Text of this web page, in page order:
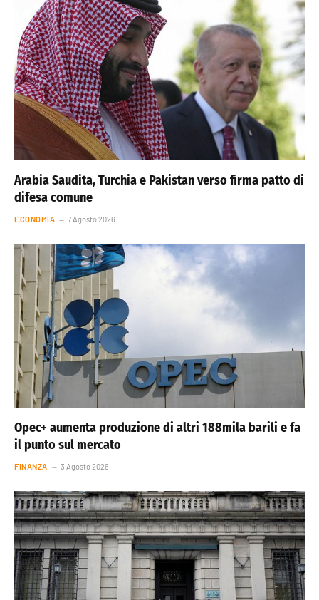
Arabia Saudita, Turchia e Pakistan verso firma patto di
difesa comune
ECONOMIA 7 Agosto 2026
Opec+ aumenta produzione di altri 188mila barili e fa
il punto sul mercato
FINANZA 3 Agosto 2026